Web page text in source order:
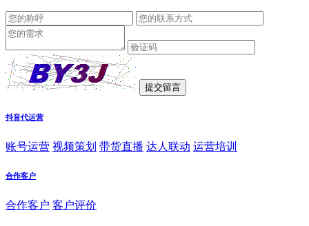
抖音代运营
账号运营 视频策划 带货直播 达人联动 运营培训
合作客户
合作客户 客户评价